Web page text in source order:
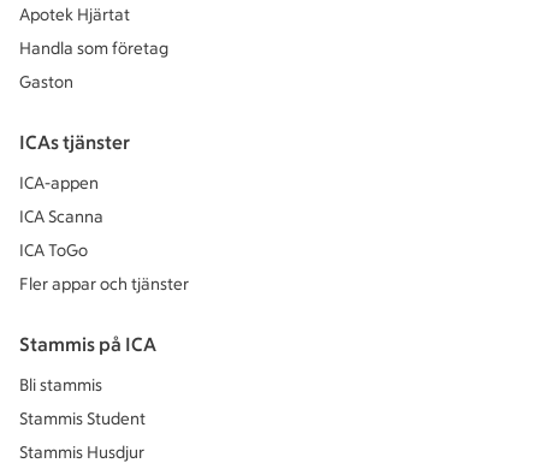
Apotek Hjärtat
Handla som företag
Gaston
ICAs tjänster
ICA-appen
ICA Scanna
ICA ToGo
Fler appar och tjänster
Stammis på ICA
Bli stammis
Stammis Student
Stammis Husdjur